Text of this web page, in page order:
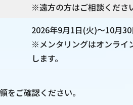
※遠方の方はご相談くださ
2026年9月1日(火)～10月
※メンタリングはオンライ
します。
をご確認ください。